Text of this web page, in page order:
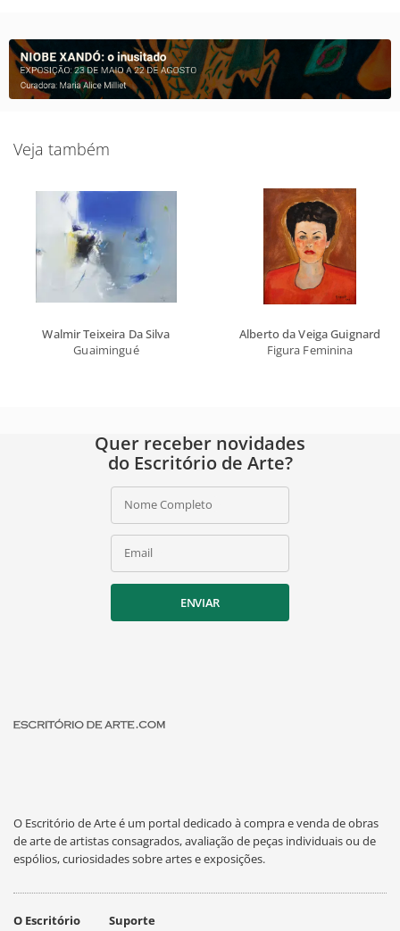
Veja também
Walmir Teixeira Da Silva
Guaimingué
Alberto da Veiga Guignard
Figura Feminina
Quer receber novidades
do Escritório de Arte?
Nome Completo
Email
ENVIAR
O Escritório de Arte é um portal dedicado à compra e venda de obras
de arte de artistas consagrados, avaliação de peças individuais ou de
espólios, curiosidades sobre artes e exposições.
O Escritório Suporte